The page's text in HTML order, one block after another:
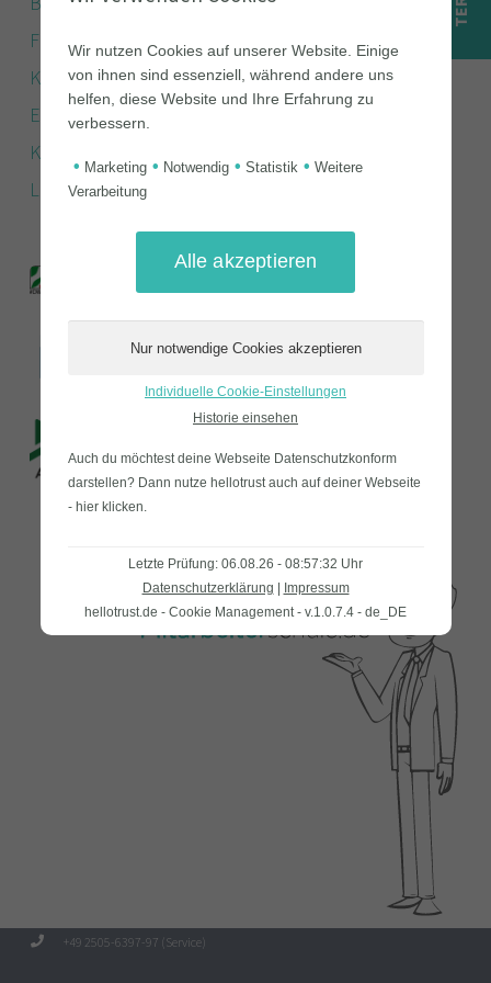
Features
Kurse
E-Learning Produktion
Kooperation
Login
+49 2505-6397-97 (Service)
Wir nutzen Cookies auf unserer Website. Einige
von ihnen sind essenziell, während andere uns
helfen, diese Website und Ihre Erfahrung zu
verbessern.
• Marketing • Notwendig • Statistik • Weitere
Verarbeitung
Individuelle Cookie-Einstellungen
Historie einsehen
Auch du möchtest deine Webseite Datenschutzkonform
darstellen? Dann nutze hellotrust auch auf deiner Webseite
- hier klicken.
Letzte Prüfung: 06.08.26 - 08:57:32 Uhr
Datenschutzerklärung
Impressum
hellotrust.de - Cookie Management - v.1.0.7.4 - de_DE